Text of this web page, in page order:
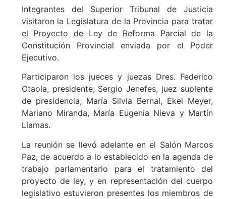
Integrantes del Superior Tribunal de Justicia
visitaron la Legislatura de la Provincia para tratar
el Proyecto de Ley de Reforma Parcial de la
Constitución Provincial enviada por el Poder
Ejecutivo.
Participaron los jueces y juezas Dres. Federico
Otaola, presidente; Sergio Jenefes, juez suplente
de presidencia; María Silvia Bernal, Ekel Meyer,
Mariano Miranda, María Eugenia Nieva y Martín
Llamas.
La reunión se llevó adelante en el Salón Marcos
Paz, de acuerdo a lo establecido en la agenda de
trabajo parlamentario para el tratamiento del
proyecto de ley, y en representación del cuerpo
legislativo estuvieron presentes los miembros de